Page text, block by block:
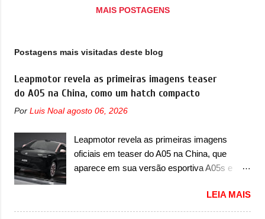
um pequeno sedã. A ideia parece absurda,
Automotive News, no mês passado, o
que a fabricante voltou a considerar um
lançamento de um inédito modelo três-
volumes como forma de ampliar as vendas.
mercado de sedãs representa a possibilidade
de ampliar lucros e crescer em participação
em países importantes como a China,
volumes. Do mesmo grupo da BMW, o Riley
evitaria uma briga di...
MAIS POSTAGENS
Postagens mais visitadas deste blog
Leapmotor revela as primeiras imagens teaser
do A05 na China, como um hatch compacto
Por Luis Noal agosto 06, 2026
Leapmotor revela as primeiras imagens
oficiais em teaser do A05 na China, que
aparece em sua versão esportiva A05s e
A Leapmotor vem apresentando uma rápida
expansão na China em termos de portfólio.
LEIA MAIS